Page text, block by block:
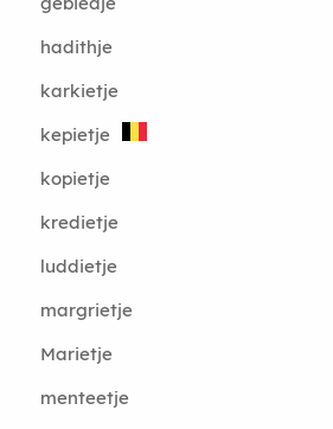
hadithje
karkietje
kepietje
kopietje
kredietje
luddietje
margrietje
Marietje
menteetje